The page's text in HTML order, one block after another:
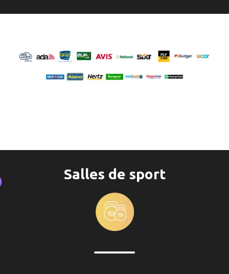
Salles de sport